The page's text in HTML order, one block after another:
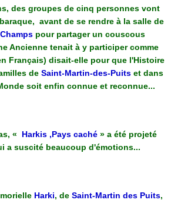
des groupes de cinq personnes vont
avant de se rendre à la salle de
pour partager un couscous
Ancienne tenait à y participer comme
Français) disait-elle pour que l'Histoire
de Saint-Martin-des-Puitset dans
soit enfin connue et reconnue...
« Harkis ,Pays caché » a été projeté
a suscité beaucoup d'émotions...
Harki, de Saint-Martin des Puits,